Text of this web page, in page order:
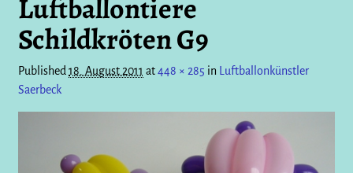
Luftballontiere
Schildkröten G9
Published18. August 2011 at448 × 285 in Luftballonkünstler
Saerbeck